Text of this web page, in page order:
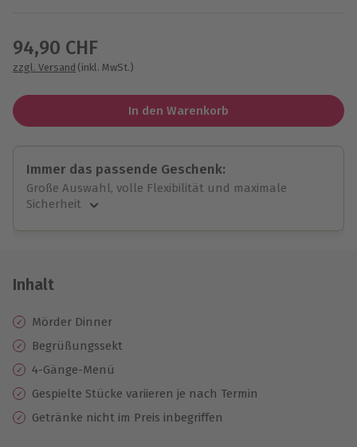
94,90 CHF
zzgl. Versand (inkl. MwSt.)
In den Warenkorb
Immer das passende Geschenk:
Große Auswahl, volle Flexibilität und maximale
Sicherheit
Jeder Gutschein für alle Erlebnisse einlösbar.
10 Jahre gültig & verlängerbar.
Inhalt
Mörder Dinner
Begrüßungssekt
4-Gänge-Menü
Gespielte Stücke variieren je nach Termin
Getränke nicht im Preis inbegriffen